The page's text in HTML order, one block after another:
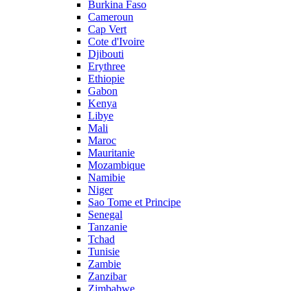
Burkina Faso
Cameroun
Cap Vert
Cote d'Ivoire
Djibouti
Erythree
Ethiopie
Gabon
Kenya
Libye
Mali
Maroc
Mauritanie
Mozambique
Namibie
Niger
Sao Tome et Principe
Senegal
Tanzanie
Tchad
Tunisie
Zambie
Zanzibar
Zimbabwe